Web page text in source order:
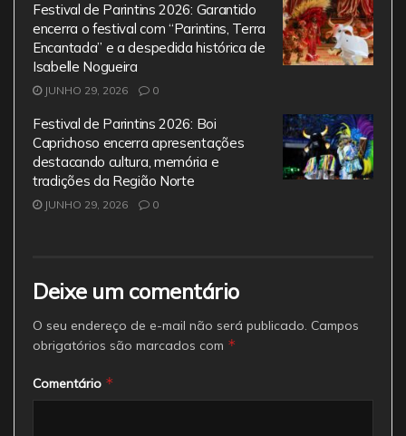
Festival de Parintins 2026: Garantido
encerra o festival com “Parintins, Terra
Encantada” e a despedida histórica de
Isabelle Nogueira
JUNHO 29, 2026 0
Festival de Parintins 2026: Boi
Caprichoso encerra apresentações
destacando cultura, memória e
tradições da Região Norte
JUNHO 29, 2026 0
Deixe um comentário
O seu endereço de e-mail não será publicado. Campos
obrigatórios são marcados com *
Comentário *